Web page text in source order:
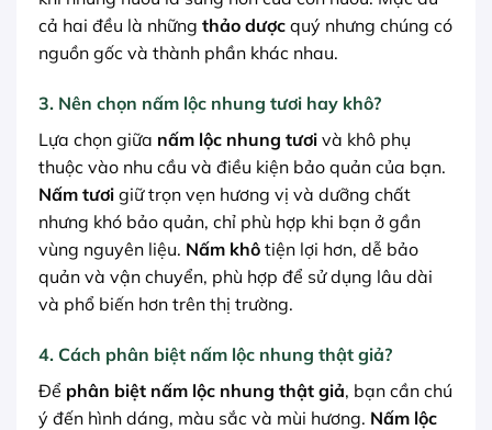
cả hai đều là những thảo dược quý nhưng chúng có
nguồn gốc và thành phần khác nhau.
3. Nên chọn nấm lộc nhung tươi hay khô?
Lựa chọn giữa nấm lộc nhung tươi và khô phụ
thuộc vào nhu cầu và điều kiện bảo quản của bạn.
Nấm tươi giữ trọn vẹn hương vị và dưỡng chất
nhưng khó bảo quản, chỉ phù hợp khi bạn ở gần
vùng nguyên liệu. Nấm khô tiện lợi hơn, dễ bảo
quản và vận chuyển, phù hợp để sử dụng lâu dài
và phổ biến hơn trên thị trường.
4. Cách phân biệt nấm lộc nhung thật giả?
Để phân biệt nấm lộc nhung thật giả, bạn cần chú
ý đến hình dáng, màu sắc và mùi hương. Nấm lộc